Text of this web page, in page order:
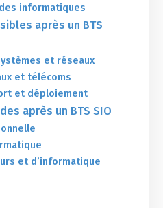
informatiques
après un BTS
et réseaux
et télécoms
et déploiement
après un BTS SIO
et d’informatique